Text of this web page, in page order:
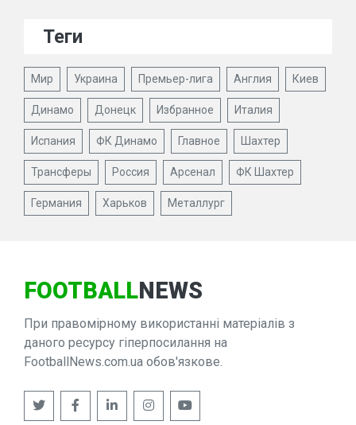
Теги
Мир Украина Премьер-лига Англия Киев
Динамо Донецк Избранное Италия
Испания ФК Динамо Главное Шахтер
Трансферы Россия Арсенал ФК Шахтер
Германия Харьков Металлург
FOOTBALLNEWS
При правомірному використанні матеріалів з
даного ресурсу гіперпосилання на
FootballNews.com.ua обов'язкове.